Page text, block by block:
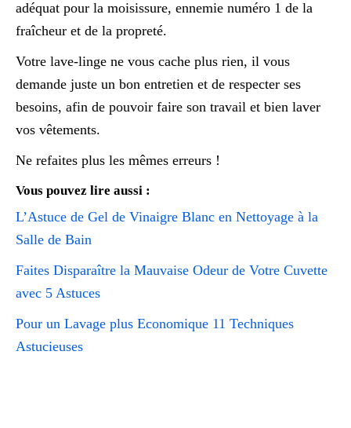
adéquat pour la moisissure, ennemie numéro 1 de la
fraîcheur et de la propreté.
Votre lave-linge ne vous cache plus rien, il vous
demande juste un bon entretien et de respecter ses
besoins, afin de pouvoir faire son travail et bien laver
vos vêtements.
Ne refaites plus les mêmes erreurs !
Vous pouvez lire aussi :
L’Astuce de Gel de Vinaigre Blanc en Nettoyage à la
Salle de Bain
Faites Disparaître la Mauvaise Odeur de Votre Cuvette
avec 5 Astuces
Pour un Lavage plus Economique 11 Techniques
Astucieuses